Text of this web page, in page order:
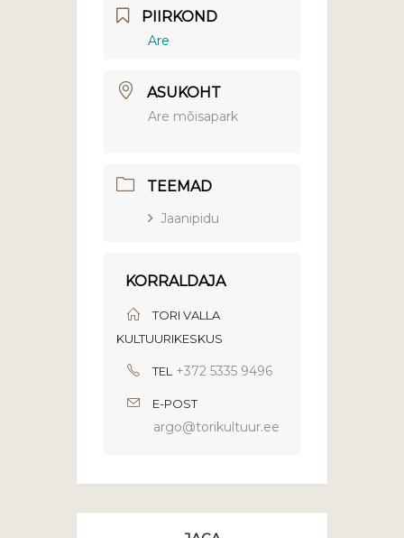
PIIRKOND
Are
ASUKOHT
Are mõisapark
TEEMAD
Jaanipidu
KORRALDAJA
TORI VALLA
KULTUURIKESKUS
TEL +372 5335 9496
E-POST
argo@torikultuur.ee